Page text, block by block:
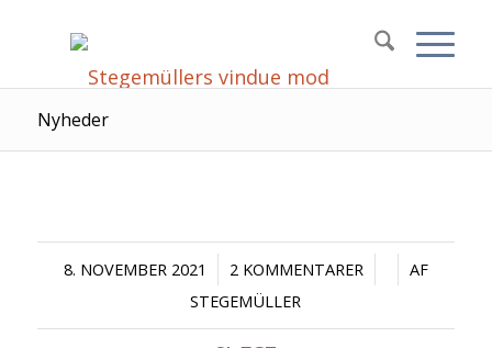
Nyheder
8. NOVEMBER 2021
/ 2 KOMMENTARER
/ /
AF
STEGEMÜLLER